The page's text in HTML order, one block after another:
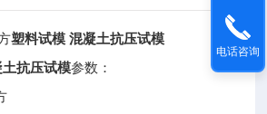
塑料试模 混凝土抗压试模
抗压试模参数：
电话咨询